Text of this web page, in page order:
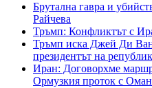
Брутална гавра и
Райчева
Тръмп: Конфликтът с
Тръмп иска Джей Ди
президентът на
Иран: Договорхме
Ормузкия проток с Оман